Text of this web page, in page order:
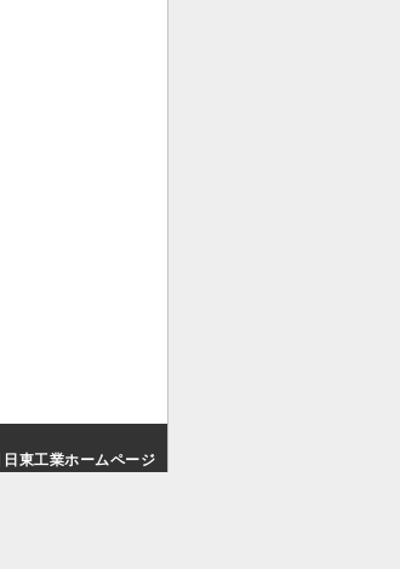
日東工業ホームページ